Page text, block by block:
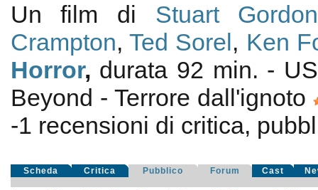
Un film di Stuart Gordon
Crampton,Ted Sorel, Ken
Horror, durata 92 min. -
Beyond - Terrore dall'ignoto
-1 recensioni di critica,
Scheda Critica Pubblico Forum Cast